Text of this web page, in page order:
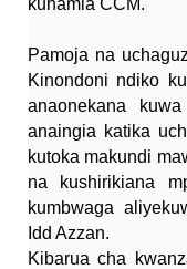
Pamoja na
Kinondoni ndiko
anaonekana
anaingia katika
kutoka makundi
na kushirikiana
kumbwaga
Idd Azzan.
Kibarua cha